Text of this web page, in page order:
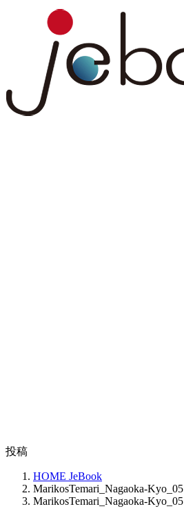
ス
キ
ン
に
投稿
HOME JeBook
MarikosTemari_Nagaoka-Kyo_05
MarikosTemari_Nagaoka-Kyo_05